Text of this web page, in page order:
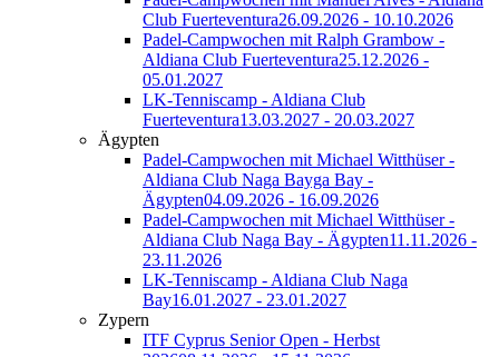
Club Fuerteventura26.09.2026 - 10.10.2026
Padel-Campwochen mit Ralph Grambow -
Aldiana Club Fuerteventura25.12.2026 -
05.01.2027
LK-Tenniscamp - Aldiana Club
Fuerteventura13.03.2027 - 20.03.2027
Ägypten
Padel-Campwochen mit Michael Witthüser -
Aldiana Club Naga Bayga Bay -
Ägypten04.09.2026 - 16.09.2026
Padel-Campwochen mit Michael Witthüser -
Aldiana Club Naga Bay - Ägypten11.11.2026 -
23.11.2026
LK-Tenniscamp - Aldiana Club Naga
Bay16.01.2027 - 23.01.2027
Zypern
ITF Cyprus Senior Open - Herbst